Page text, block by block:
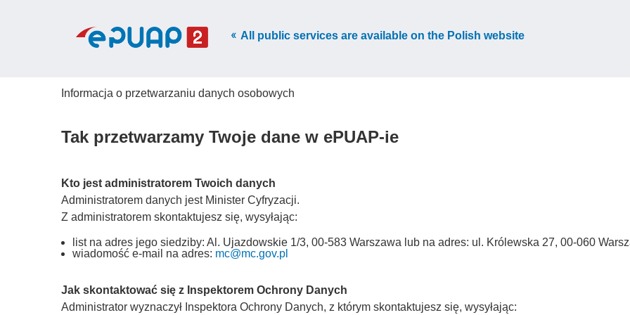
All public services are available on the Polish website
Informacja o przetwarzaniu danych osobowych
Tak przetwarzamy Twoje dane w ePUAP-ie
Kto jest administratorem Twoich danych
Administratorem danych jest Minister Cyfryzacji.
Z administratorem skontaktujesz się, wysyłając:
list na adres jego siedziby: Al. Ujazdowskie 1/3, 00-583 Warszawa lub na adres: ul. Królewska 27, 00-060
wiadomość e-mail na adres: mc@mc.gov.pl
Jak skontaktować się z Inspektorem Ochrony Danych
Administrator wyznaczył Inspektora Ochrony Danych, z którym skontaktujesz się, wysyłając: